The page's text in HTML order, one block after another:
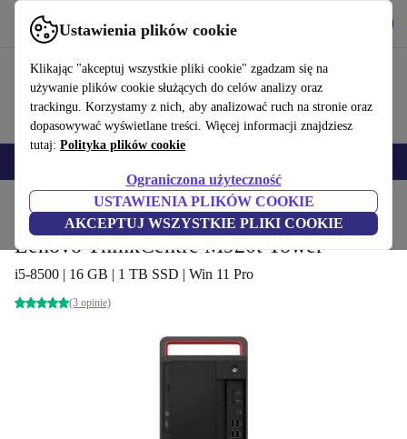
Ustawienia plików cookie
Klikając "akceptuj wszystkie pliki cookie" zgadzam się na
używanie plików cookie służących do celów analizy oraz
trackingu. Korzystamy z nich, aby analizować ruch na stronie oraz
dopasowywać wyświetlane treści. Więcej informacji znajdziesz
tutaj: Polityka plików cookie
Ograniczona użyteczność
USTAWIENIA PLIKÓW COOKIE
AKCEPTUJ WSZYSTKIE PLIKI COOKIE
Korzystaj z refurbed szybko i łatwo
Produkty Komputery stacjonarne (PC) Komputery Lenovo
Lenovo ThinkCentre M920t Tower
i5-8500 | 16 GB | 1 TB SSD | Win 11 Pro
(3 opinie)